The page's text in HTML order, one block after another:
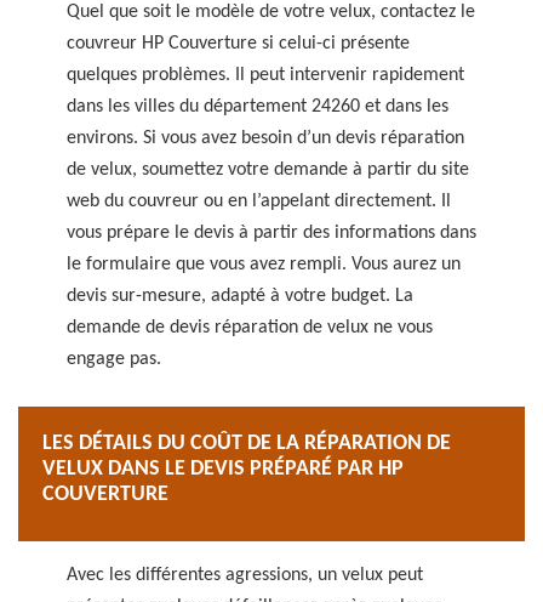
Quel que soit le modèle de votre velux, contactez le
couvreur HP Couverture si celui-ci présente
quelques problèmes. Il peut intervenir rapidement
dans les villes du département 24260 et dans les
environs. Si vous avez besoin d’un devis réparation
de velux, soumettez votre demande à partir du site
web du couvreur ou en l’appelant directement. Il
vous prépare le devis à partir des informations dans
le formulaire que vous avez rempli. Vous aurez un
devis sur-mesure, adapté à votre budget. La
demande de devis réparation de velux ne vous
engage pas.
LES DÉTAILS DU COÛT DE LA RÉPARATION DE
VELUX DANS LE DEVIS PRÉPARÉ PAR HP
COUVERTURE
Avec les différentes agressions, un velux peut